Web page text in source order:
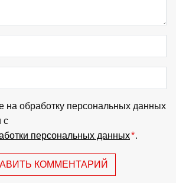
на обработку персональных данных
с
персональных данных*.
КОММЕНТАРИЙ